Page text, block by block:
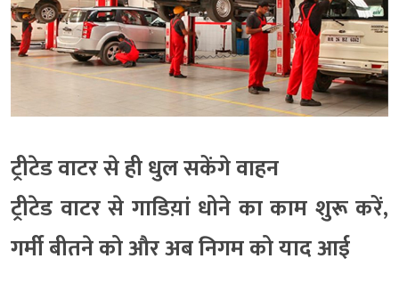
ट्रीटेड वाटर से ही धुल सकेंगे वाहन
ट्रीटेड वाटर से गाडिय़ां धोने का काम शुरू करें,
गर्मी बीतने को और अब निगम को याद आई